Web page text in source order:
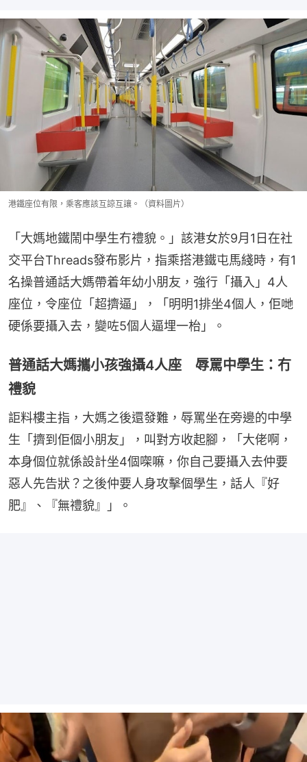
港鐵座位有限，乘客應該互諒互讓。（資料圖片）
「大媽地鐵鬧中學生冇禮貌。」該港女於9月1日在社
交平台Threads發布影片，指乘搭港鐵屯馬綫時，有1
名操普通話大媽帶着年幼小朋友，強行「攝入」4人
座位，令座位「超擠逼」，「明明1排坐4個人，佢哋
硬係要攝入去，變咗5個人逼埋一枱」。
普通話大媽攜小孩強攝4人座 辱罵中學生：冇
禮貌
詎料樓主指，大媽之後還發難，辱罵坐在旁邊的中學
生「擠到佢個小朋友」，叫對方收起腳，「大佬啊，
本身個位就係設計坐4個㗎嘛，你自己要攝入去仲要
惡人先告狀？之後仲要人身攻擊個學生，話人『好
肥』、『無禮貌』」。